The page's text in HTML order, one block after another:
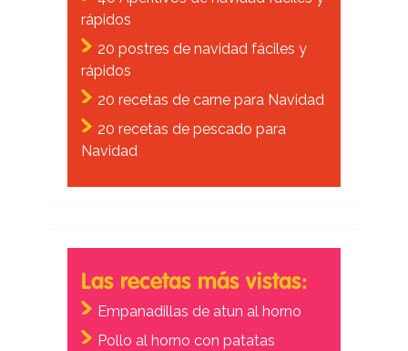
rápidos
20 postres de navidad fáciles y
rápidos
20 recetas de carne para Navidad
20 recetas de pescado para
Navidad
Las recetas más vistas:
Empanadillas de atun al horno
Pollo al horno con patatas